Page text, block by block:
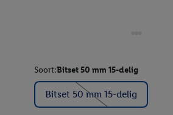
Soort:Bitset 50 mm 15-delig
Bitset 50 mm 15-delig